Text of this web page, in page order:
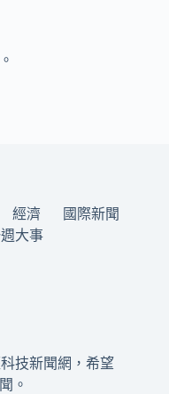
經濟
國際新聞
大事
技新聞網，希望
。